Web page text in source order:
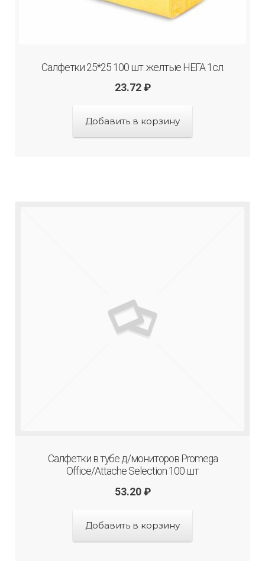
Салфетки 25*25 100 шт. желтые НЕГА 1сл.
23.72 ₽
Добавить в корзину
Салфетки в тубе д/мониторов Promega
Office/Attache Selection 100 шт
53.20 ₽
Добавить в корзину